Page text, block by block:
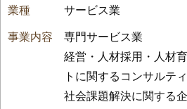
サービス業
専門サービス業
経営・人材採用・人材
トに関するコンサルテ
社会課題解決に関する